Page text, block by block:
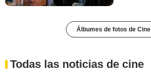
Álbumes de fotos de Cine
Todas las noticias de cine